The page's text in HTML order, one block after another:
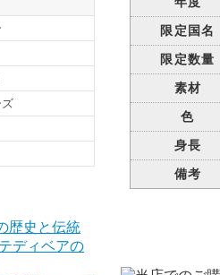
限定国名
限定数量
素材
色
身長
備考